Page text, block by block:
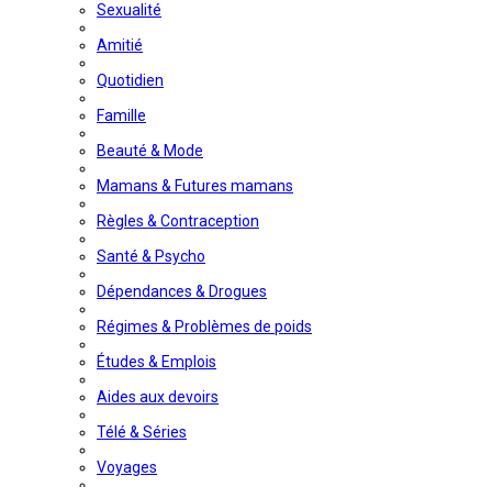
Sexualité
Amitié
Quotidien
Famille
Beauté & Mode
Mamans & Futures mamans
Règles & Contraception
Santé & Psycho
Dépendances & Drogues
Régimes & Problèmes de poids
Études & Emplois
Aides aux devoirs
Télé & Séries
Voyages